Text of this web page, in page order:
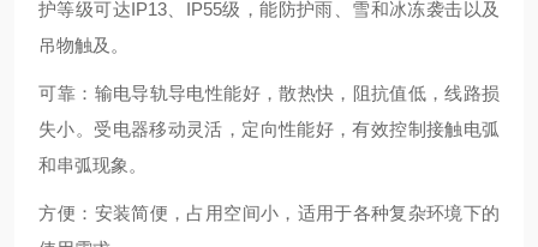
护等级可达IP13、IP55级，能防护雨、雪和冰冻袭击以及
吊物触及。
‌可靠‌：输电导轨导电性能好，散热快，阻抗值低，线路损
失小。受电器移动灵活，定向性能好，有效控制接触电弧
和串弧现象。
‌方便‌：安装简便，占用空间小，适用于各种复杂环境下的